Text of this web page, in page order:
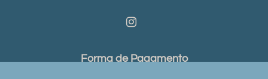
Forma de Pagamento